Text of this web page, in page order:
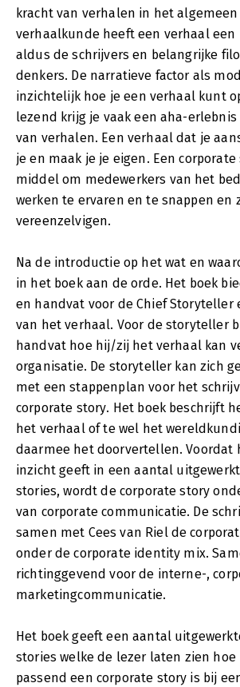
kracht van verhalen in het
verhaalkunde heeft een verhaal
aldus de schrijvers en belangrijke
denkers. De narratieve factor als
inzichtelijk hoe je een verhaal kunt
lezend krijg je vaak een aha-
van verhalen. Een verhaal dat je
je en maak je je eigen. Een
middel om medewerkers van het
werken te ervaren en te snappen en
vereenzelvigen.
Na de introductie op het wat en
in het boek aan de orde. Het boek
en handvat voor de Chief Storyteller
van het verhaal. Voor de storyteller
handvat hoe hij/zij het verhaal kan
organisatie. De storyteller kan zich
met een stappenplan voor het
corporate story. Het boek beschrijft
het verhaal of te wel het
daarmee het doorvertellen. Voordat
inzicht geeft in een aantal
stories, wordt de corporate story
van corporate communicatie. De
samen met Cees van Riel de
onder de corporate identity mix.
richtinggevend voor de interne-,
marketingcommunicatie.
Het boek geeft een aantal
stories welke de lezer laten zien hoe
passend een corporate story is bij